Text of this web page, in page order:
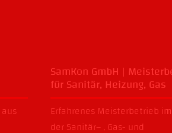
aus
SamKon GmbH |
für Sanitär, Heizung, Gas
Erfahrenes Meisterbetrieb
derSanitär– , Gas- und